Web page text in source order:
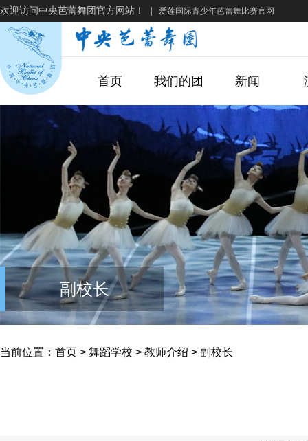
欢迎访问中央芭蕾舞团官方网站！ 爱莲国际青少年芭蕾舞比赛官网
首页 我们的团 新闻
副校长
当前位置： 首页 > 舞蹈学校 > 教师介绍 > 副校长